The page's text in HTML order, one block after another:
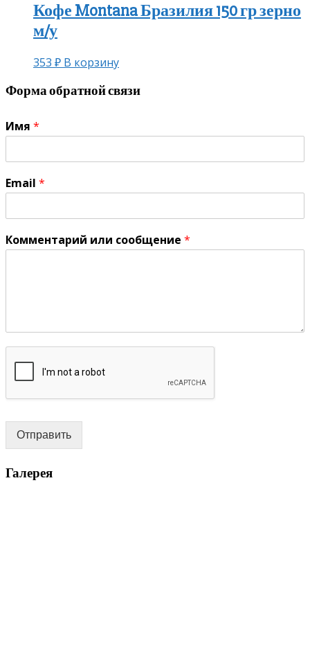
Кофе Montana Бразилия 150 гр зерно
м/у
353 ₽ В корзину
Форма обратной связи
Имя *
Email *
Комментарий или сообщение *
Отправить
Галерея